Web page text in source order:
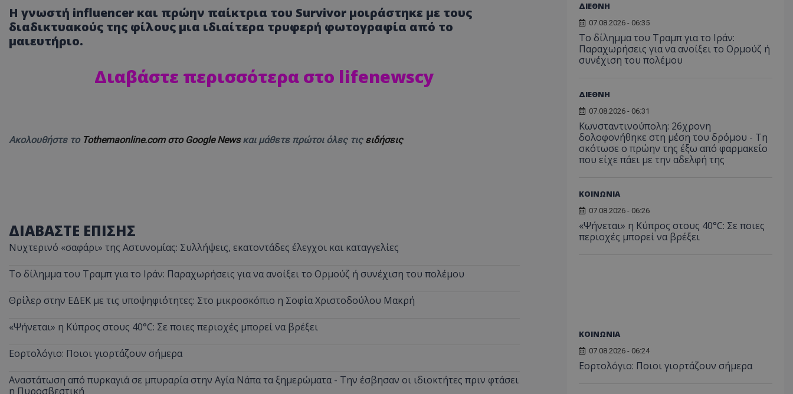
Η γνωστή influencer και πρώην παίκτρια του Survivor μοιράστηκε με τους
διαδικτυακούς της φίλους μια ιδιαίτερα τρυφερή φωτογραφία από το
μαιευτήριο.
Διαβάστε περισσότερα στο lifenewscy
Ακολουθήστε το Tothemaonline.com στο Google Newsκαι μάθετε πρώτοι όλες τις ειδήσεις
ΔΙΑΒΑΣΤΕ ΕΠΙΣΗΣ
Νυχτερινό «σαφάρι» της Αστυνομίας: Συλλήψεις, εκατοντάδες έλεγχοι και καταγγελίες
Το δίλημμα του Τραμπ για το Ιράν: Παραχωρήσεις για να ανοίξει το Ορμούζ ή συνέχιση του πολέμου
Θρίλερ στην ΕΔΕΚ με τις υποψηφιότητες: Στο μικροσκόπιο η Σοφία Χριστοδούλου Μακρή
«Ψήνεται» η Κύπρος στους 40°C: Σε ποιες περιοχές μπορεί να βρέξει
Εορτολόγιο: Ποιοι γιορτάζουν σήμερα
Αναστάτωση από πυρκαγιά σε μπυραρία στην Αγία Νάπα τα ξημερώματα - Την έσβησαν οι ιδιοκτήτες πριν φτάσει
η Πυροσβεστική
ΔΙΕΘΝΗ
07.08.2026 - 06:35
Το δίλημμα του Τραμπ για το Ιράν:
Παραχωρήσεις για να ανοίξει το Ορμούζ ή
συνέχιση του πολέμου
ΔΙΕΘΝΗ
07.08.2026 - 06:31
Κωνσταντινούπολη: 26χρονη
δολοφονήθηκε στη μέση του δρόμου - Τη
σκότωσε ο πρώην της έξω από φαρμακείο
που είχε πάει με την αδελφή της
ΚΟΙΝΩΝΙΑ
07.08.2026 - 06:26
«Ψήνεται» η Κύπρος στους 40°C: Σε ποιες
περιοχές μπορεί να βρέξει
ΚΟΙΝΩΝΙΑ
07.08.2026 - 06:24
Εορτολόγιο: Ποιοι γιορτάζουν σήμερα